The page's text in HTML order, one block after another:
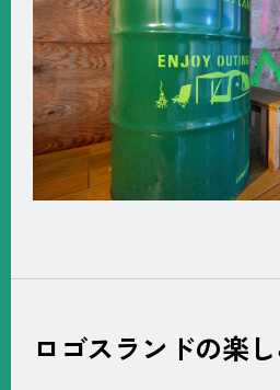
ロゴスランドの楽